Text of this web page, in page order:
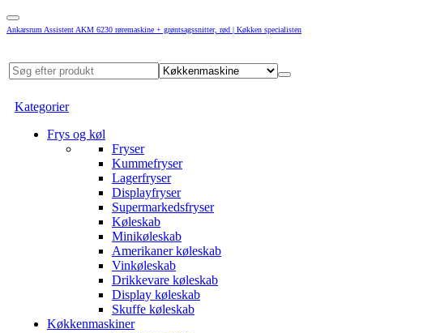
Ankarsrum Assistent AKM 6230 røremaskine + grøntsagssnitter, rød | Køkken specialisten
Kategorier
Frys og køl
Fryser
Kummefryser
Lagerfryser
Displayfryser
Supermarkedsfryser
Køleskab
Minikøleskab
Amerikaner køleskab
Vinkøleskab
Drikkevare køleskab
Display køleskab
Skuffe køleskab
Køkkenmaskiner